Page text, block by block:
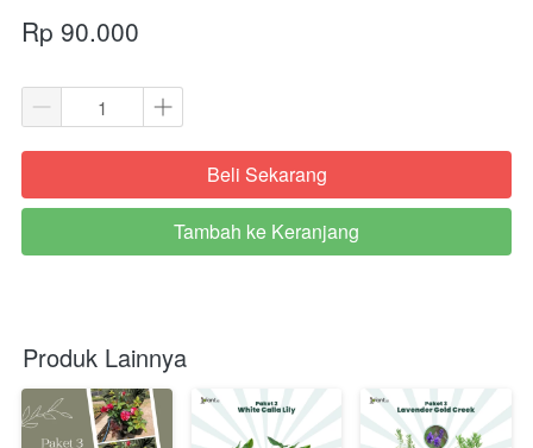
Rp 90.000
`Beli Sekarang
`
Tambah ke Keranjang
Produk Lainnya